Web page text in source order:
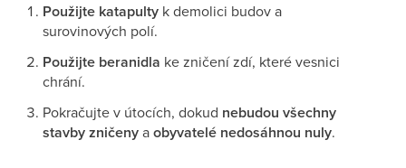
Použijte katapulty k demolici budov a
surovinových polí.
Použijte beranidla ke zničení zdí, které vesnici
chrání.
Pokračujte v útocích, dokud nebudou všechny
stavby zničenyaobyvatelé nedosáhnou nuly.